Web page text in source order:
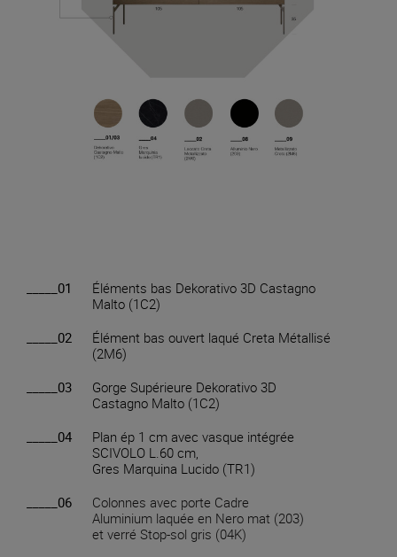
_____01
Éléments bas Dekorativo 3D Castagno
Malto (1C2)
_____02
Élément bas ouvert laqué Creta Métallisé
(2M6)
_____03
Gorge Supérieure Dekorativo 3D
Castagno Malto (1C2)
_____04
Plan ép 1 cm avec vasque intégrée
SCIVOLO L.60 cm,
Gres Marquina Lucido (TR1)
_____06
Colonnes avec porte Cadre
Aluminium laquée en Nero mat (203)
et verré Stop-sol gris (04K)